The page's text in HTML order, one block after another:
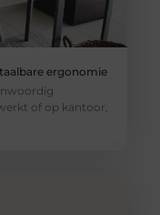
ergonomie
of op kantoor,